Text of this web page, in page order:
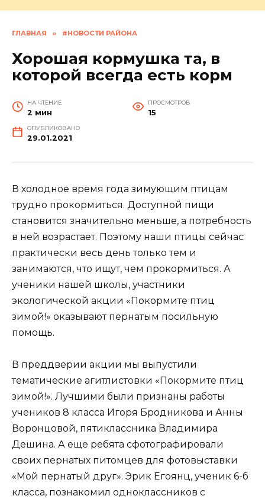
ГЛАВНАЯ » #НОВОСТИ РАЙОНА
Хорошая кормушка та, в
которой всегда есть корм
НА ЧТЕНИЕ
2 мин
ПРОСМОТРОВ
15
ОПУБЛИКОВАНО
29.01.2021
В холодное время года зимующим птицам
трудно прокормиться. Доступной пищи
становится значительно меньше, а потребность
в ней возрастает. Поэтому наши птицы сейчас
практически весь день только тем и
занимаются, что ищут, чем прокормиться. А
ученики нашей школы, участники
экологической акции «Покормите птиц
зимой!» оказывают пернатым посильную
помощь.
В преддверии акции мы выпустили
тематические агитлистовки «Покормите птиц
зимой!». Лучшими были признаны работы
учеников 8 класса Игоря Бродникова и Анны
Воронцовой, пятиклассника Владимира
Дешина. А еще ребята сфотографировали
своих пернатых питомцев для фотовыставки
«Мой пернатый друг». Эрик Егоянц, ученик 6-б
класса, познакомил одноклассников с